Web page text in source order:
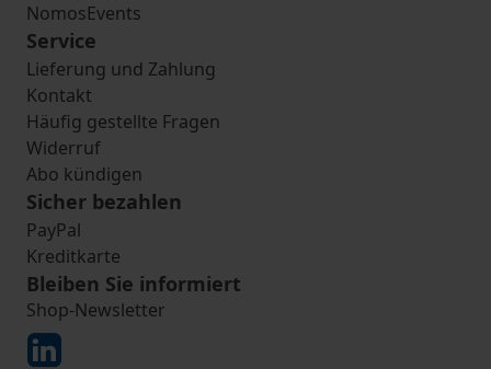
NomosEvents
Service
Lieferung und Zahlung
Kontakt
Häufig gestellte Fragen
Widerruf
Abo kündigen
Sicher bezahlen
PayPal
Kreditkarte
Bleiben Sie informiert
Shop-Newsletter